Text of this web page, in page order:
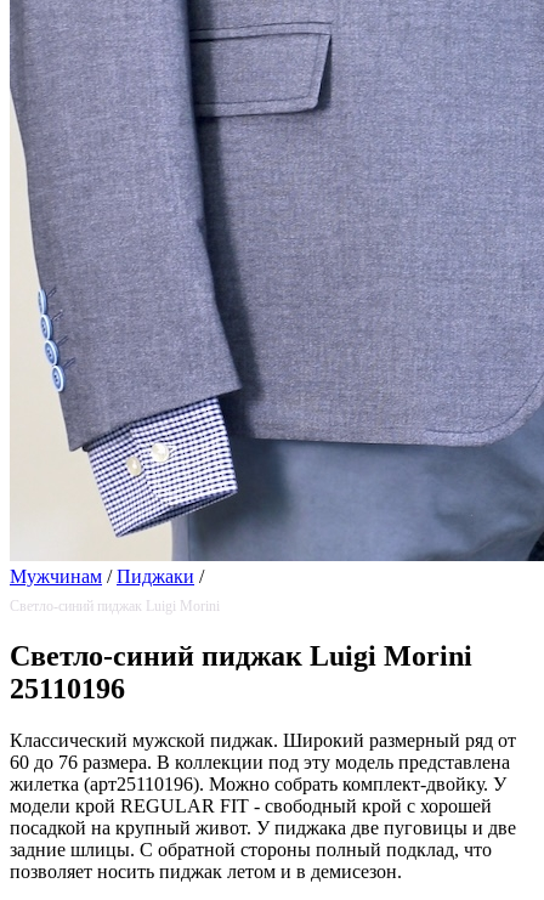
Мужчинам / Пиджаки /
Светло-синий пиджак Luigi Morini
Светло-синий пиджак Luigi Morini
25110196
Классический мужской пиджак. Широкий размерный ряд от
60 до 76 размера. В коллекции под эту модель представлена
жилетка (арт25110196). Можно собрать комплект-двойку. У
модели крой REGULAR FIT - свободный крой с хорошей
посадкой на крупный живот. У пиджака две пуговицы и две
задние шлицы. С обратной стороны полный подклад, что
позволяет носить пиджак летом и в демисезон.